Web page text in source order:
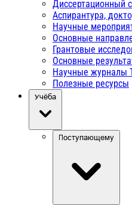
Диссертационный
Аспирантура,
Научные
Основные
Грантовые
Основные
Научные журналы
Полезные ресурсы
Учёба
Поступающему